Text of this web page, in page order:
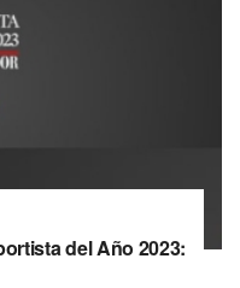
del Año 2023: